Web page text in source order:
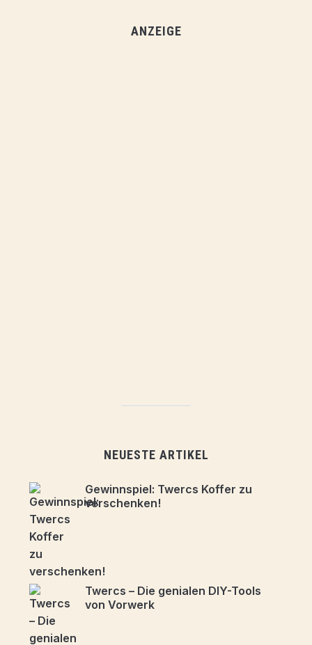
ANZEIGE
NEUESTE ARTIKEL
Gewinnspiel: Twercs Koffer zu
verschenken!
Twercs – Die genialen DIY-Tools
von Vorwerk